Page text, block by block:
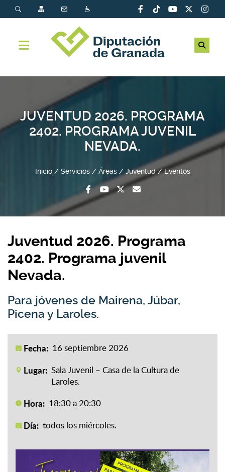
JUVENTUD 2026. PROGRAMA
2402. PROGRAMA JUVENIL
NEVADA.
Inicio Servicios Áreas Juventud Eventos
Juventud 2026. Programa
2402. Programa juvenil
Nevada.
Para jóvenes de Mairena, Júbar,
Picena y Laroles.
Fecha: 16 septiembre 2026
Lugar: Sala Juvenil – Casa de la Cultura de
Laroles.
Hora: 18:30 a 20:30
Día: todos los miércoles.